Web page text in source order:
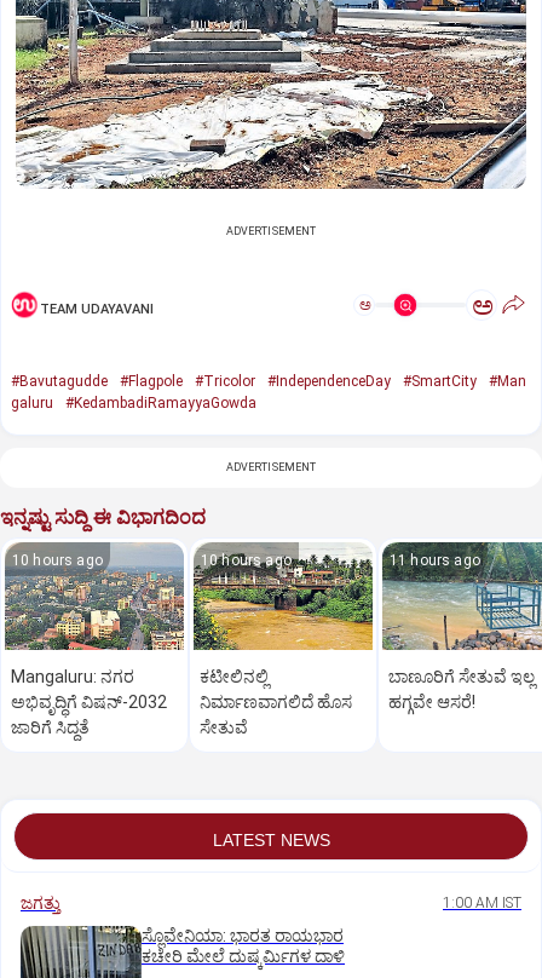
ADVERTISEMENT
TEAM UDAYAVANI ಅ ಅ
#Bavutagudde #Flagpole #Tricolor #IndependenceDay #SmartCity
#Man
galuru
#KedambadiRamayyaGowda
ADVERTISEMENT
ಇನ್ನಷ್ಟು ಸುದ್ದಿ ಈ ವಿಭಾಗದಿಂದ
10 hours ago
Mangaluru: ನಗರ
ಅಭಿವೃದ್ಧಿಗೆ ವಿಷನ್‌-2032
ಜಾರಿಗೆ ಸಿದ್ಧತೆ
10 hours ago
ಕಟೀಲಿನಲ್ಲಿ
ನಿರ್ಮಾಣವಾಗಲಿದೆ ಹೊಸ
ಸೇತುವೆ
11 hours ago
ಬಾಣೂರಿಗೆ ಸೇತುವೆ ಇಲ್ಲ
ಹಗ್ಗವೇ ಆಸರೆ!
LATEST NEWS
ಜಗತ್ತು 1:00 AM IST
ಸ್ಲೊವೇನಿಯಾ: ಭಾರತ ರಾಯಭಾರ
ಕಚೇರಿ ಮೇಲೆ ದುಷ್ಕರ್ಮಿಗಳ ದಾಳಿ